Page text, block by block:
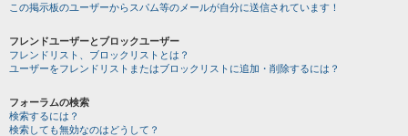
この掲示板のユーザーからスパム等のメールが自分に送信されています！
フレンドユーザーとブロックユーザー
フレンドリスト、ブロックリストとは？
ユーザーをフレンドリストまたはブロックリストに追加・削除するには？
フォーラムの検索
検索するには？
検索しても無効なのはどうして？